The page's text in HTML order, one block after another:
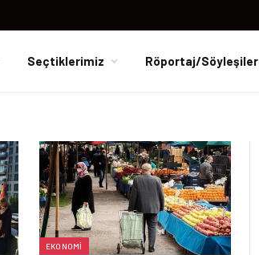
Seçtiklerimiz Röportaj/Söyleşiler
EKONOMI